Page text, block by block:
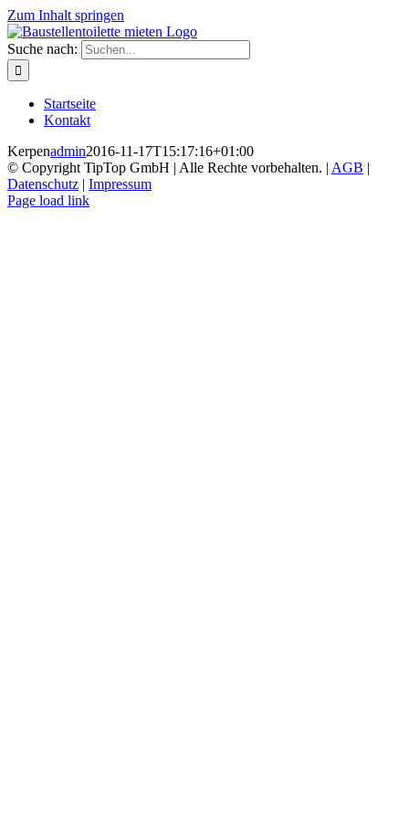
Zum Inhalt springen
Suche nach:
Startseite
Kontakt
Kerpenadmin2016-11-17T15:17:16+01:00
© Copyright TipTop GmbH | Alle Rechte vorbehalten. | AGB |
Datenschutz | Impressum
Page load link